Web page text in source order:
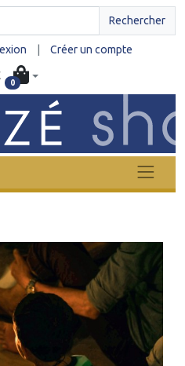
Rechercher
Créer un compte
0